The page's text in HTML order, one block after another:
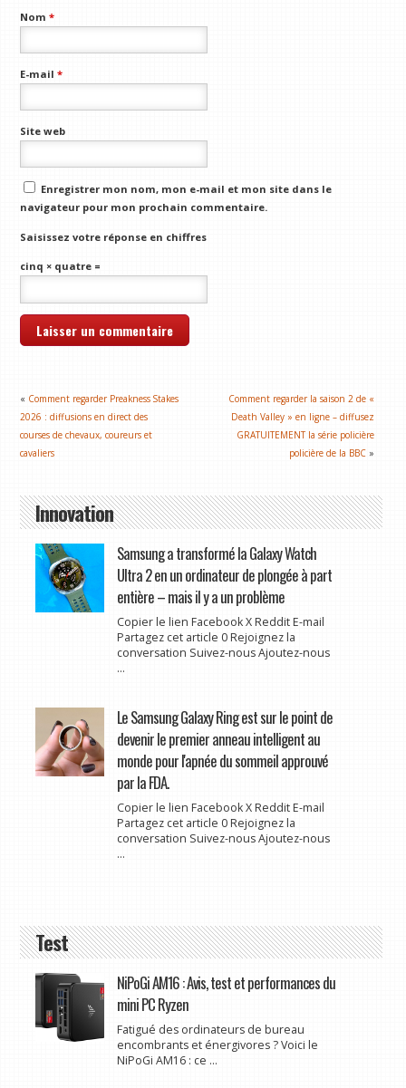
Nom*
E-mail*
Site web
Enregistrer mon nom, mon e-mail et mon site dans le
navigateur pour mon prochain commentaire.
Saisissez votre réponse en chiffres
cinq × quatre =
« Comment regarder Preakness Stakes
2026 : diffusions en direct des
courses de chevaux, coureurs et
cavaliers
Comment regarder la saison 2 de «
Death Valley » en ligne – diffusez
GRATUITEMENT la série policière
policière de la BBC »
Innovation
Samsung a transformé la Galaxy Watch
Ultra 2 en un ordinateur de plongée à part
entière – mais il y a un problème
Copier le lien Facebook X Reddit E-mail
Partagez cet article 0 Rejoignez la
conversation Suivez-nous Ajoutez-nous
...
Le Samsung Galaxy Ring est sur le point de
devenir le premier anneau intelligent au
monde pour l'apnée du sommeil approuvé
par la FDA.
Copier le lien Facebook X Reddit E-mail
Partagez cet article 0 Rejoignez la
conversation Suivez-nous Ajoutez-nous
...
Test
NiPoGi AM16 : Avis, test et performances du
mini PC Ryzen
Fatigué des ordinateurs de bureau
encombrants et énergivores ? Voici le
NiPoGi AM16 : ce ...